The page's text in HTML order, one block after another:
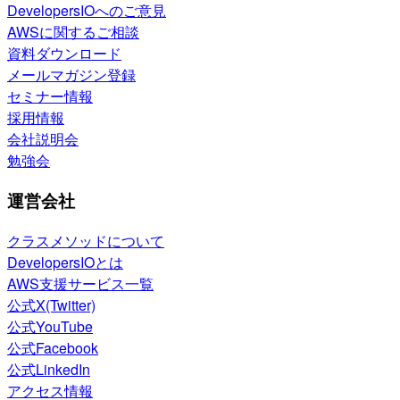
DevelopersIOへのご意見
AWSに関するご相談
資料ダウンロード
メールマガジン登録
セミナー情報
採用情報
会社説明会
勉強会
運営会社
クラスメソッドについて
DevelopersIOとは
AWS支援サービス一覧
公式X(Twitter)
公式YouTube
公式Facebook
公式LinkedIn
アクセス情報